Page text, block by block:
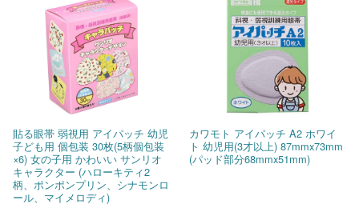
貼る眼帯 弱視用 アイパッチ 幼児
子ども用 個包装 30枚(5柄個包装
×6) 女の子用 かわいい サンリオ
キャラクター (ハローキティ2
柄、ポンポンプリン、シナモンロ
ール、マイメロディ)
カワモト アイパッチ A2 ホワイ
ト 幼児用(3才以上) 87mmx73mm
(パッド部分68mmx51mm)